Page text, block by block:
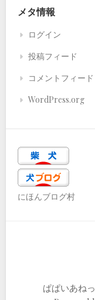
メタ情報
ログイン
投稿フィード
コメントフィード
WordPress.org
にほんブログ村
ぱぱいあね